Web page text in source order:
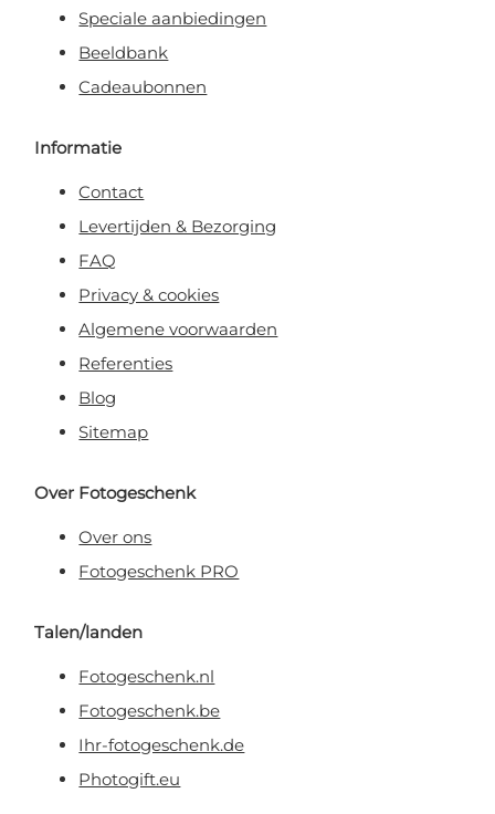
Speciale aanbiedingen
Beeldbank
Cadeaubonnen
Informatie
Contact
Levertijden & Bezorging
FAQ
Privacy & cookies
Algemene voorwaarden
Referenties
Blog
Sitemap
Over Fotogeschenk
Over ons
Fotogeschenk PRO
Talen/landen
Fotogeschenk.nl
Fotogeschenk.be
Ihr-fotogeschenk.de
Photogift.eu